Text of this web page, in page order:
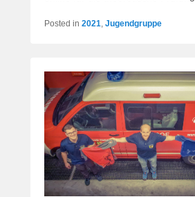
Posted in 2021 Jugendgruppe